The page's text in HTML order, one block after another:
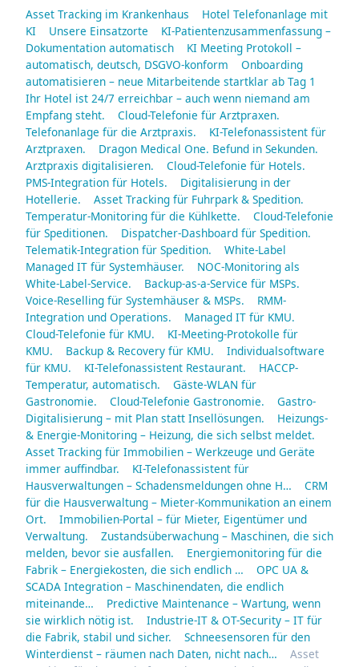
Asset Tracking im Krankenhaus
Hotel Telefonanlage mit
KI
Unsere Einsatzorte
KI-Patientenzusammenfassung –
Dokumentation automatisch
KI Meeting Protokoll –
automatisch, deutsch, DSGVO-konform
Onboarding
automatisieren – neue Mitarbeitende startklar ab Tag 1
Ihr Hotel ist 24/7 erreichbar – auch wenn niemand am
Empfang steht.
Cloud-Telefonie für Arztpraxen.
Telefonanlage für die Arztpraxis.
KI-Telefonassistent für
Arztpraxen.
Dragon Medical One. Befund in Sekunden.
Arztpraxis digitalisieren.
Cloud-Telefonie für Hotels.
PMS-Integration für Hotels.
Digitalisierung in der
Hotellerie.
Asset Tracking für Fuhrpark & Spedition.
Temperatur-Monitoring für die Kühlkette.
Cloud-Telefonie
für Speditionen.
Dispatcher-Dashboard für Spedition.
Telematik-Integration für Spedition.
White-Label
Managed IT für Systemhäuser.
NOC-Monitoring als
White-Label-Service.
Backup-as-a-Service für MSPs.
Voice-Reselling für Systemhäuser & MSPs.
RMM-
Integration und Operations.
Managed IT für KMU.
Cloud-Telefonie für KMU.
KI-Meeting-Protokolle für
KMU.
Backup & Recovery für KMU.
Individualsoftware
für KMU.
KI-Telefonassistent Restaurant.
HACCP-
Temperatur, automatisch.
Gäste-WLAN für
Gastronomie.
Cloud-Telefonie Gastronomie.
Gastro-
Digitalisierung – mit Plan statt Insellösungen.
Heizungs-
& Energie-Monitoring – Heizung, die sich selbst meldet.
Asset Tracking für Immobilien – Werkzeuge und Geräte
immer auffindbar.
KI-Telefonassistent für
Hausverwaltungen – Schadensmeldungen ohne H…
CRM
für die Hausverwaltung – Mieter-Kommunikation an einem
Ort.
Immobilien-Portal – für Mieter, Eigentümer und
Verwaltung.
Zustandsüberwachung – Maschinen, die sich
melden, bevor sie ausfallen.
Energiemonitoring für die
Fabrik – Energiekosten, die sich endlich …
OPC UA &
SCADA Integration – Maschinendaten, die endlich
miteinande…
Predictive Maintenance – Wartung, wenn
sie wirklich nötig ist.
Industrie-IT & OT-Security – IT für
die Fabrik, stabil und sicher.
Schneesensoren für den
Winterdienst – räumen nach Daten, nicht nach…
Asset